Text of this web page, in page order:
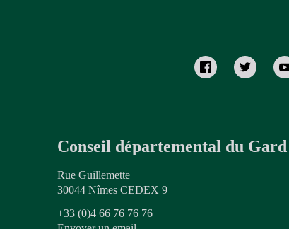
Conseil départemental du Gard
Rue Guillemette
30044 Nîmes CEDEX 9
+33 (0)4 66 76 76 76